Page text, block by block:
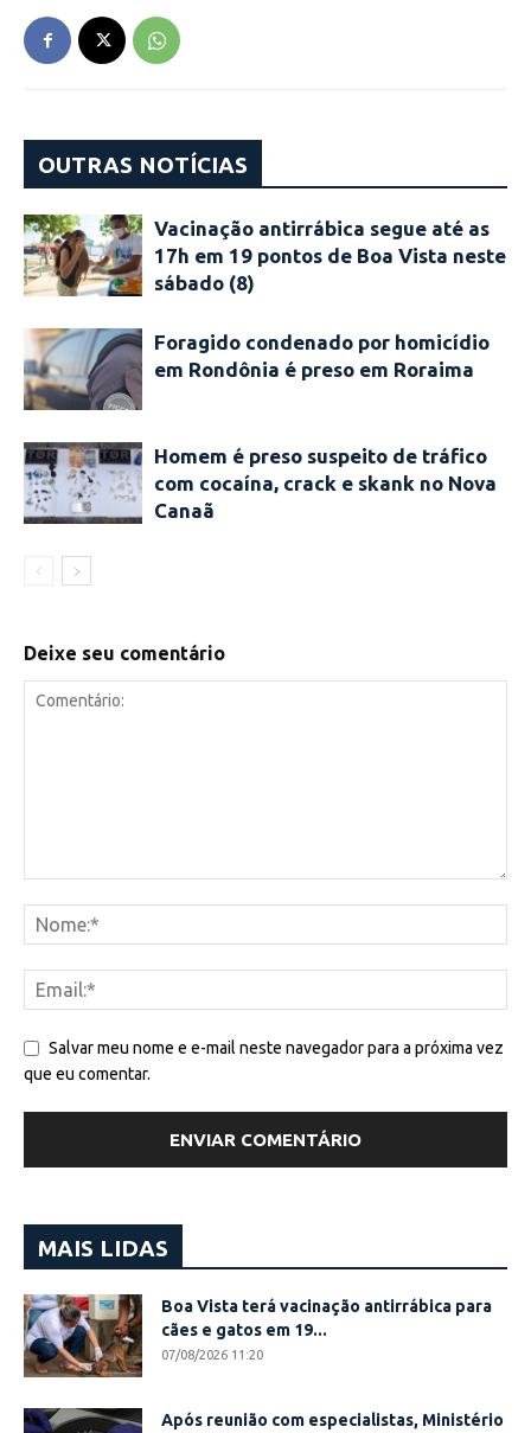
OUTRAS NOTÍCIAS
Vacinação antirrábica segue até as
17h em 19 pontos de Boa Vista neste
sábado (8)
Foragido condenado por homicídio
em Rondônia é preso em Roraima
Homem é preso suspeito de tráfico
com cocaína, crack e skank no Nova
Canaã
Deixe seu comentário
Salvar meu nome e e-mail neste navegador para a próxima vez
que eu comentar.
MAIS LIDAS
Boa Vista terá vacinação antirrábica para
cães e gatos em 19...
07/08/2026 11:20
Após reunião com especialistas, Ministério